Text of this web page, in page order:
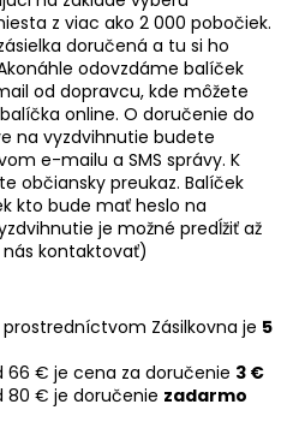
z viac ako 2 000 pobočiek.
doručená a tu si ho
odovzdáme balíček
od dopravcu, kde môžete
online. O doručenie do
na vyzdvihnutie budete
e-mailu a SMS správy. K
občiansky preukaz. Balíček
kto bude mať heslo na
je možné predĺžiť až
nás kontaktovať)
Zásilkovna je 5
66 € je cena za doručenie 3 €
80 € je doručenie zadarmo